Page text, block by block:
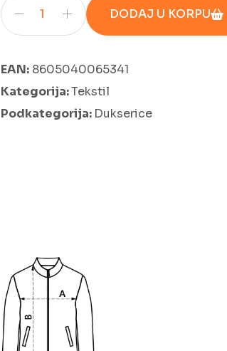
DODAJ U KORPU
EAN: 8605040065341
Kategorija:Tekstil
Podkategorija: Dukserice